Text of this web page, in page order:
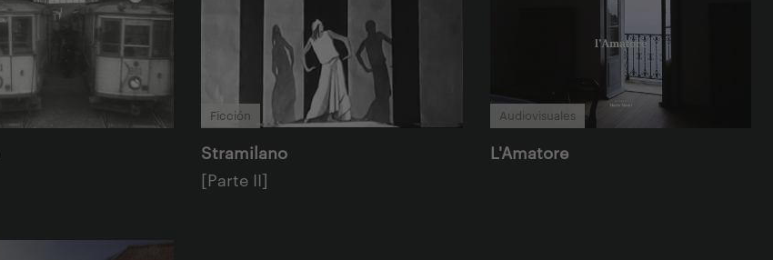
Ficción
Stramilano
[Parte II]
Audiovisuales
L'Amatore